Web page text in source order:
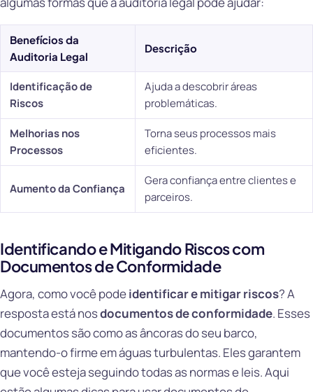
Benefícios da
Auditoria Legal
Descrição
Identificação de
Riscos
Ajuda a descobrir áreas
problemáticas.
Melhorias nos
Processos
Torna seus processos mais
eficientes.
Aumento da Confiança
Gera confiança entre clientes e
parceiros.
Identificando e Mitigando Riscos com
Documentos de Conformidade
Agora, como você podeidentificar e mitigar riscos? A
resposta está nosdocumentos de conformidade. Esses
documentos são como as âncoras do seu barco,
mantendo-o firme em águas turbulentas. Eles garantem
que você esteja seguindo todas as normas e leis. Aqui